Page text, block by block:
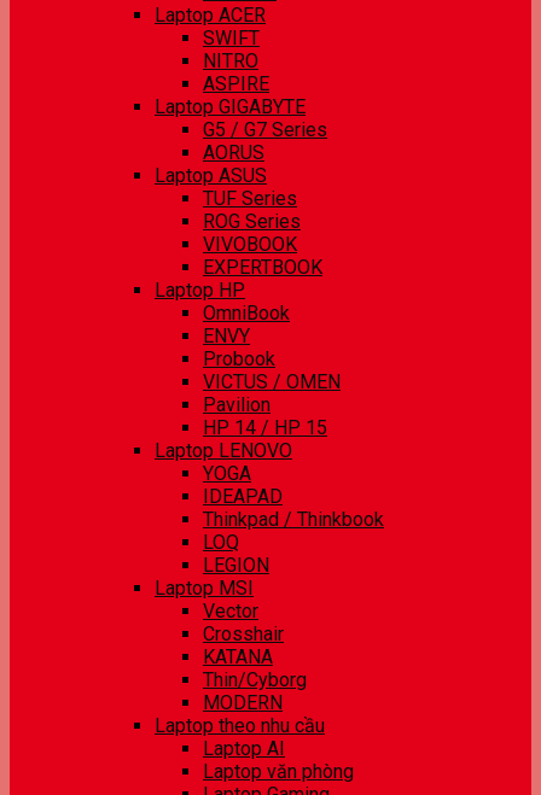
Laptop ACER
SWIFT
NITRO
ASPIRE
Laptop GIGABYTE
G5 / G7 Series
AORUS
Laptop ASUS
TUF Series
ROG Series
VIVOBOOK
EXPERTBOOK
Laptop HP
OmniBook
ENVY
Probook
VICTUS / OMEN
Pavilion
HP 14 / HP 15
Laptop LENOVO
YOGA
IDEAPAD
Thinkpad / Thinkbook
LOQ
LEGION
Laptop MSI
Vector
Crosshair
KATANA
Thin/Cyborg
MODERN
Laptop theo nhu cầu
Laptop AI
Laptop văn phòng